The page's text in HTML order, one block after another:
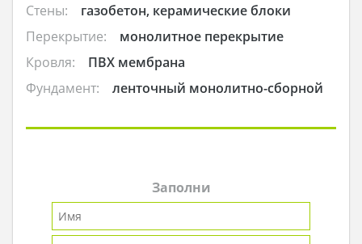
Стены:
газобетон, керамические блоки
Перекрытие:
монолитное перекрытие
Кровля:
ПВХ мембрана
Фундамент:
ленточный монолитно-сборной
Заполни